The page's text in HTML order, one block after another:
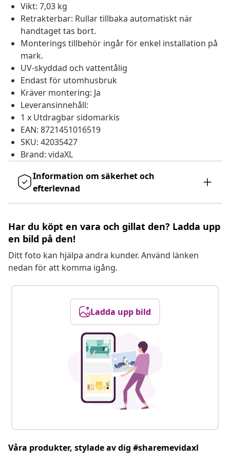
Vikt: 7,03 kg
Retrakterbar: Rullar tillbaka automatiskt när
handtaget tas bort.
Monterings tillbehör ingår för enkel installation på
mark.
UV-skyddad och vattentålig
Endast för utomhusbruk
Kräver montering: Ja
Leveransinnehåll:
1 x Utdragbar sidomarkis
EAN: 8721451016519
SKU: 42035427
Brand: vidaXL
Information om säkerhet och
efterlevnad
Har du köpt en vara och gillat den? Ladda upp
en bild på den!
Ditt foto kan hjälpa andra kunder. Använd länken
nedan för att komma igång.
Ladda upp bild
Våra produkter, stylade av dig #sharemevidaxl